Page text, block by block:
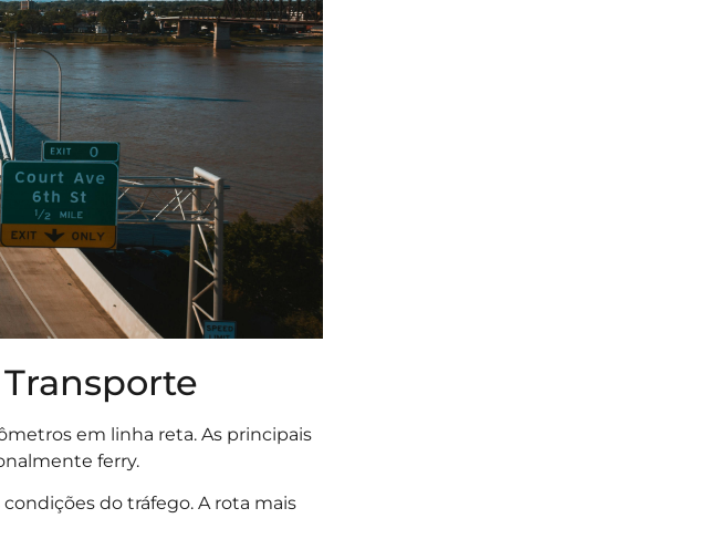
em linha reta. As principais
ferry.
do tráfego. A rota mais